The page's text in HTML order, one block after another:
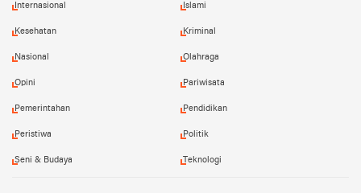
Internasional Islami
Kesehatan Kriminal
Nasional Olahraga
Opini Pariwisata
Pemerintahan Pendidikan
Peristiwa Politik
Seni & Budaya Teknologi